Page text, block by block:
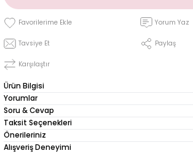
Yorum Yaz
Tavsiye Et Paylaş
Karşılaştır
Ürün Bilgisi
Yorumlar
Soru & Cevap
Taksit Seçenekleri
Önerileriniz
Alışveriş Deneyimi